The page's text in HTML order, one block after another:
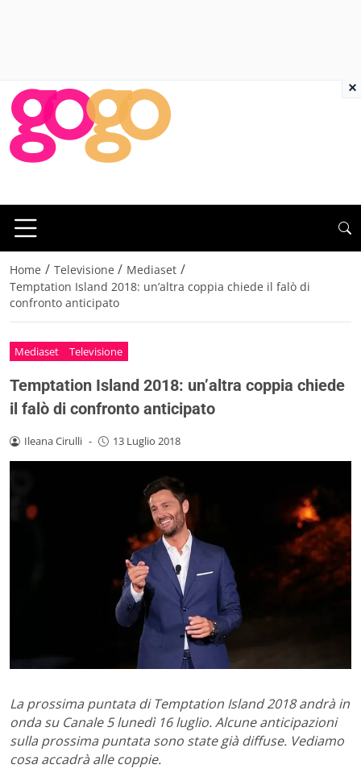
Home / Televisione / Mediaset /
Temptation Island 2018: un’altra coppia chiede il falò di
confronto anticipato
Mediaset Televisione
Temptation Island 2018: un’altra coppia chiede
il falò di confronto anticipato
Ileana Cirulli - 13 Luglio 2018
La prossima puntata di Temptation Island 2018 andrà in
onda su Canale 5 lunedì 16 luglio. Alcune anticipazioni
sulla prossima puntata sono state già diffuse. Vediamo
cosa accadrà alle coppie.
×